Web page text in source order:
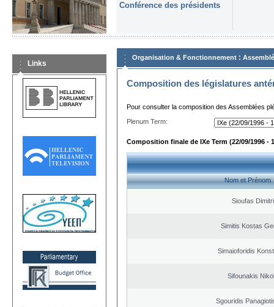
Conférence des présidents
Links
Organisation & Fonctionnement :
Composition des législatures
Pour consulter la composition des Assemblées
Plenum Term:
Composition finale de IXe Term (22/09/1996 -
Nom et Prénom
Sioufas
Simitis Kostas
Simaioforidis
Sifounakis
Sgouridis